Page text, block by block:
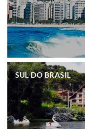
.
SUL DO BRASIL